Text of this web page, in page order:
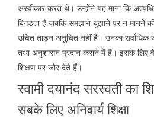
अस्वीकार करते थे। उन्होंने यह माना कि
बिगड़ता है जबकि समझाने-बुझाने पर न मानने
उचित ताड़न अनुचित नहीं है। उनका सर्वाधिक
तथा अनुशासन प्रदान कराने में है। इसके लिए
शिक्षण पर जोर देते हैं।
स्वामी दयानंद सरस्वती का
सबके लिए अनिवार्य शिक्षा